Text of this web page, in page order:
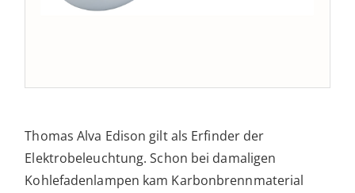
Thomas Alva Edison gilt als Erfinder der
Elektrobeleuchtung. Schon bei damaligen
Kohlefadenlampen kam Karbonbrennmaterial